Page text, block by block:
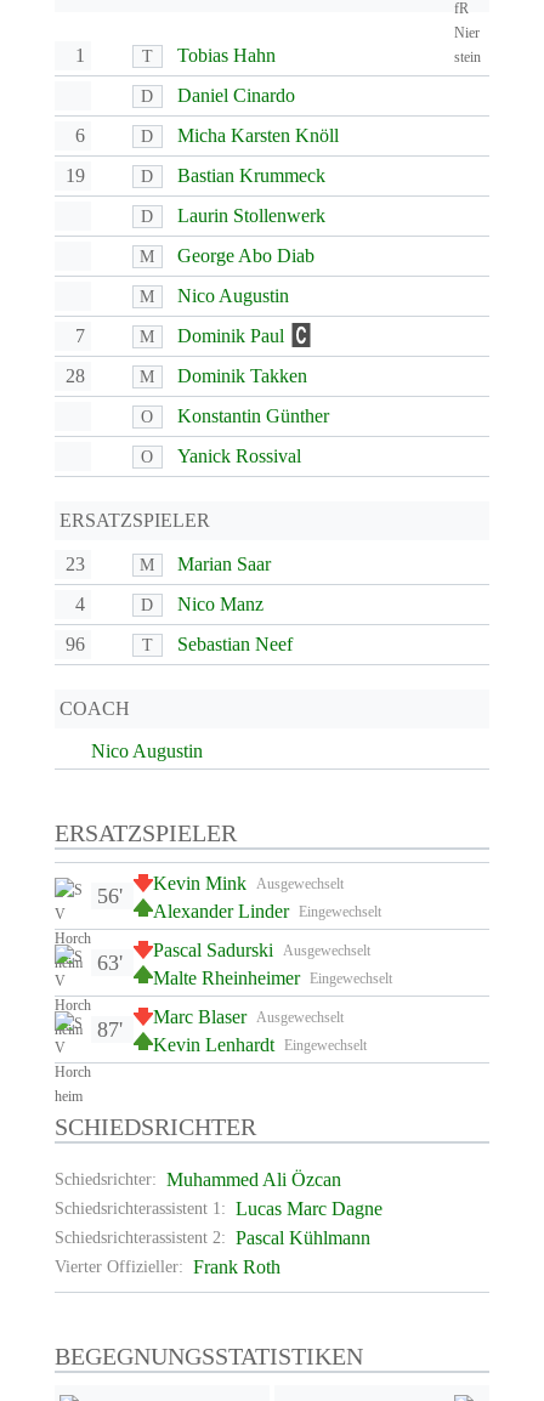
1 T Tobias Hahn
D
Daniel Cinardo
6
D
Micha Karsten Knöll
19
D Bastian Krummeck
D Laurin Stollenwerk
M George Abo Diab
M
Nico Augustin
7
M
Dominik Paul
28
M Dominik Takken
O Konstantin Günther
O Yanick Rossival
ERSATZSPIELER
23 M
Marian Saar
4
D
Nico Manz
96
T Sebastian Neef
COACH
Nico Augustin
ERSATZSPIELER
Ausgewechselt
Kevin Mink
Eingewechselt
Alexander Linder
56'
Ausgewechselt
Pascal Sadurski
Eingewechselt
Malte Rheinheimer
63'
Ausgewechselt
Marc Blaser
Eingewechselt
Kevin Lenhardt
87'
SCHIEDSRICHTER
Schiedsrichter: Muhammed Ali Özcan
Schiedsrichterassistent 1: Lucas Marc Dagne
Schiedsrichterassistent 2: Pascal Kühlmann
Vierter Offizieller: Frank Roth
BEGEGNUNGSSTATISTIKEN